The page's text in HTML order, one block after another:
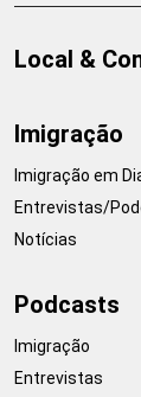
Local &
Imigração
Imigração em
Entrevistas/
Notícias
Podcasts
Imigração
Entrevistas